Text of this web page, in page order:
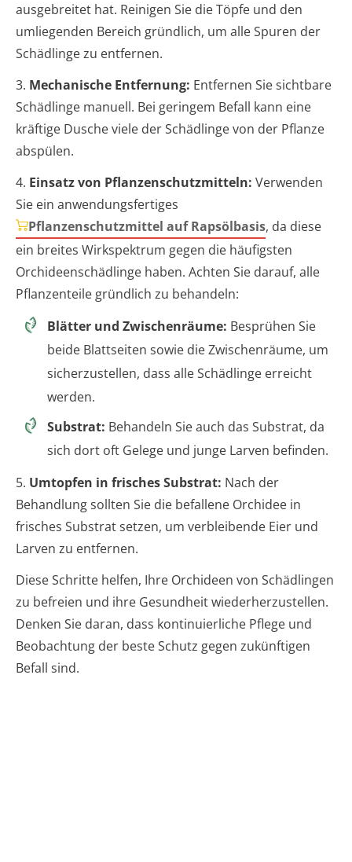
ausgebreitet hat. Reinigen Sie die Töpfe und den
umliegenden Bereich gründlich, um alle Spuren der
Schädlinge zu entfernen.
3. Mechanische Entfernung: Entfernen Sie sichtbare
Schädlinge manuell. Bei geringem Befall kann eine
kräftige Dusche viele der Schädlinge von der Pflanze
abspülen.
4. Einsatz von Pflanzenschutzmitteln: Verwenden
Sie ein anwendungsfertiges
Pflanzenschutzmittel auf Rapsölbasis, da diese
ein breites Wirkspektrum gegen die häufigsten
Orchideenschädlinge haben. Achten Sie darauf, alle
Pflanzenteile gründlich zu behandeln:
Blätter und Zwischenräume: Besprühen Sie
beide Blattseiten sowie die Zwischenräume, um
sicherzustellen, dass alle Schädlinge erreicht
werden.
Substrat: Behandeln Sie auch das Substrat, da
sich dort oft Gelege und junge Larven befinden.
5. Umtopfen in frisches Substrat: Nach der
Behandlung sollten Sie die befallene Orchidee in
frisches Substrat setzen, um verbleibende Eier und
Larven zu entfernen.
Diese Schritte helfen, Ihre Orchideen von Schädlingen
zu befreien und ihre Gesundheit wiederherzustellen.
Denken Sie daran, dass kontinuierliche Pflege und
Beobachtung der beste Schutz gegen zukünftigen
Befall sind.